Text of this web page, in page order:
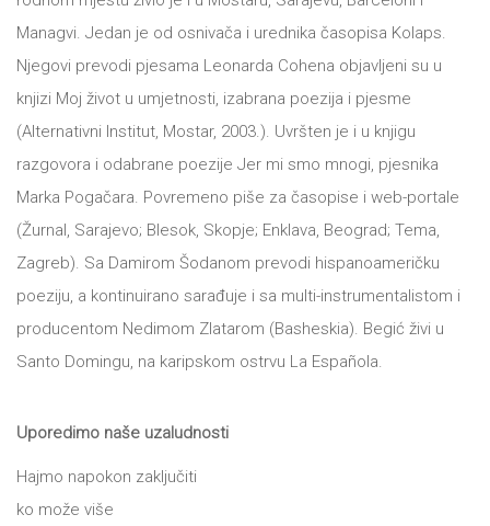
Buka&Bes
NORD
Papirna
pozornica
Hommage
12/19
Pro/za
O
NAMA
KNJIŽARA
TREĆE
Managvi. Jedan je od osnivača i urednika časopisa Kolaps.
Njegovi prevodi pjesama Leonarda Cohena objavljeni su u
knjizi Moj život u umjetnosti, izabrana poezija i pjesme
(Alternativni Institut, Mostar, 2003.). Uvršten je i u knjigu
razgovora i odabrane poezije Jer mi smo mnogi, pjesnika
Marka Pogačara. Povremeno piše za časopise i web-portale
(Žurnal, Sarajevo; Blesok, Skopje; Enklava, Beograd; Tema,
Zagreb). Sa Damirom Šodanom prevodi hispanoameričku
poeziju, a kontinuirano sarađuje i sa multi-instrumentalistom i
producentom Nedimom Zlatarom (Basheskia). Begić živi u
Santo Domingu, na karipskom ostrvu La Española.
Uporedimo naše uzaludnosti
Hajmo napokon zaključiti
ko može više